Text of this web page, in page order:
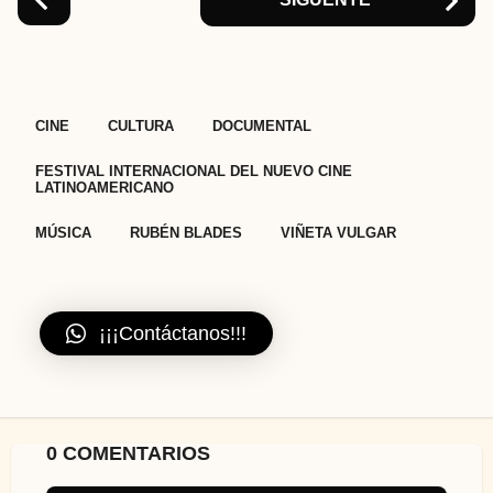
i
CINE CULTURA DOCUMENTAL
FESTIVAL INTERNACIONAL DEL NUEVO CINE
LATINOAMERICANO
MÚSICA RUBÉN BLADES VIÑETA VULGAR
¡¡¡Contáctanos!!!
0 COMENTARIOS